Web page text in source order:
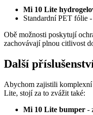
Mi 10 Lite
Standardní PET fólie
Obě možnosti poskytují
zachovávají plnou citlivost
Další
Abychom zajistili
Lite, stojí za to zvážit také:
Mi 10 Lite bumper -